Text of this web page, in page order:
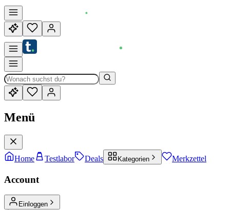
Menü
Home Testlabor Deals Kategorien Merkzettel
Account
Einloggen